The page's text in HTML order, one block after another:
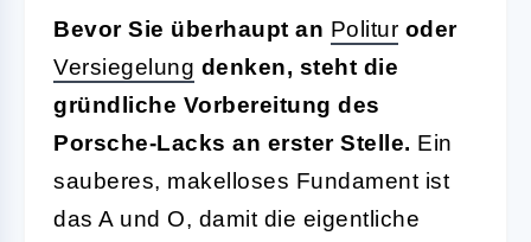
Bevor Sie überhaupt an Politur oder
Versiegelung denken, steht die
gründliche Vorbereitung des
Porsche-Lacks an erster Stelle. Ein
sauberes, makelloses Fundament ist
das A und O, damit die eigentliche